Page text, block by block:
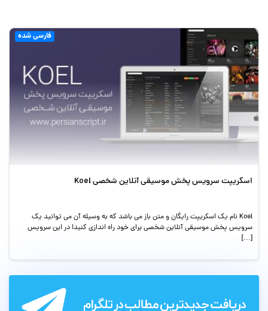
فارسی شده
اسکریپت سرویس پخش موسیقی آنلاین شخصی Koel
Koel نام یک اسکریپت رایگان و متن باز می باشد که به وسیله آن می توانید یک
سرویس پخش موسیقی آنلاین شخصی برای خود راه اندازی کنید! در این سرویس
[…]